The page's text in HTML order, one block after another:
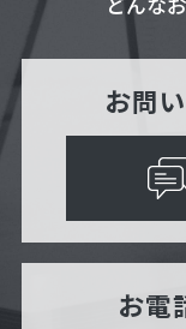
お問
お電